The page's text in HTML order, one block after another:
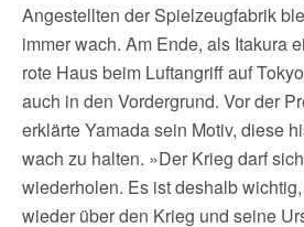
Angestellten der Spielzeugfabrik
immer wach. Am Ende, als Itakura
rote Haus beim Luftangriff auf
auch in den Vordergrund. Vor der
erklärte Yamada sein Motiv, diese
wach zu halten. »Der Krieg darf
wiederholen. Es ist deshalb
wieder über den Krieg und seine